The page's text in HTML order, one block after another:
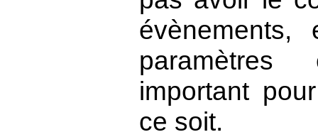
important
ce soit.